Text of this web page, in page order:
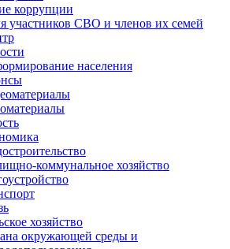
коррупции
участников СВО и членов их семей
населения
коммунальное хозяйство
хозяйство
окружающей среды и